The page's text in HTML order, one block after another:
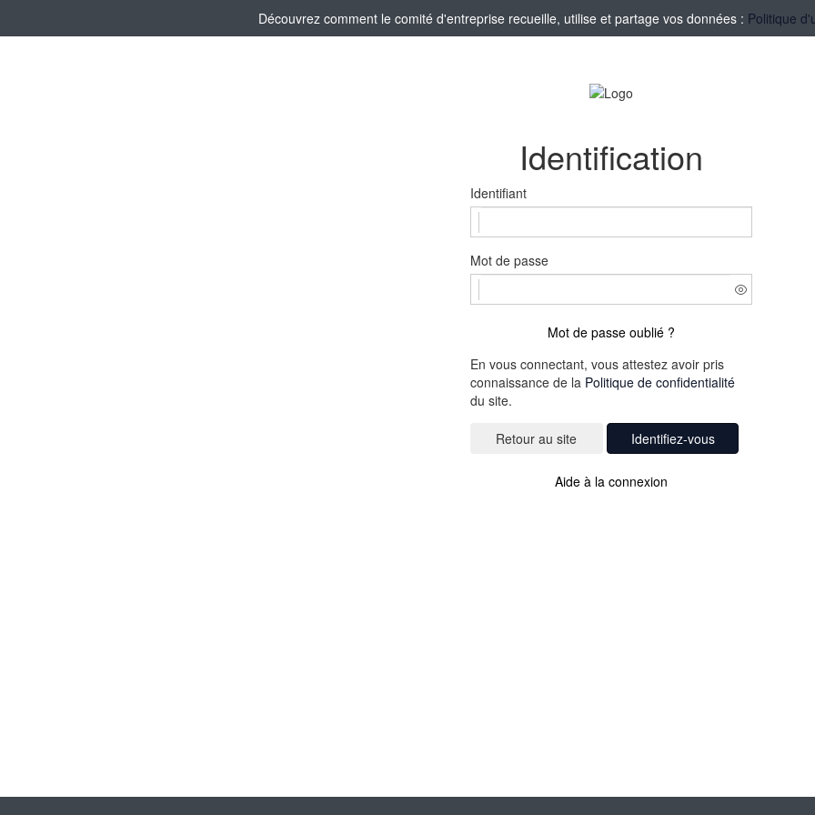
Découvrez comment le comité d'entreprise recueille, utilise et partage vos données : Politique
Identification
Identifiant
Mot de passe
Mot de passe oublié ?
En vous connectant, vous attestez avoir pris
connaissance de la Politique de confidentialité
du site.
Identifiez-vous
Aide à la connexion